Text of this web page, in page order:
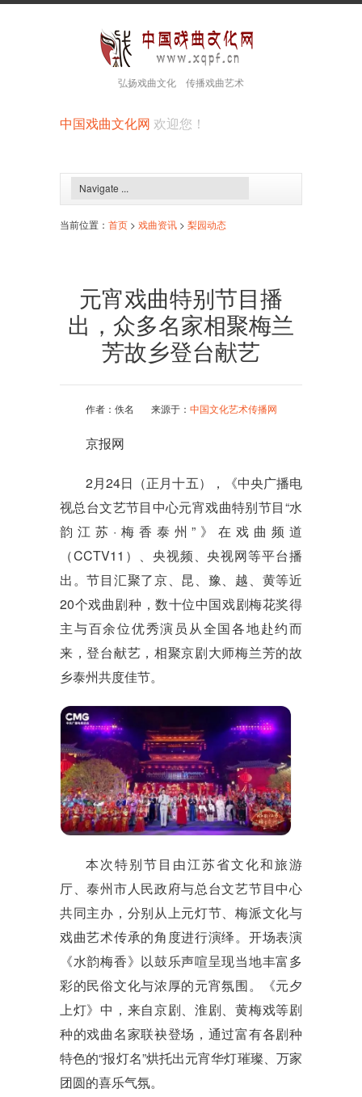
弘扬戏曲文化 传播戏曲艺术
中国戏曲文化网 欢迎您！
当前位置： 首页 > 戏曲资讯 > 梨园动态
元宵戏曲特别节目播
出，众多名家相聚梅兰
芳故乡登台献艺
作者：佚名 来源于： 中国文化艺术传播网
京报网
2月24日（正月十五），《中央广播电
视总台文艺节目中心元宵戏曲特别节目“水
韵江苏 · 梅香泰州” 》在戏曲频道
（CCTV11 ）、央视频、央视网等平台播
出。节目汇聚了京、昆、豫、越、黄等近
20个戏曲剧种，数十位中国戏剧梅花奖得
主与百余位优秀演员从全国各地赴约而
来，登台献艺，相聚京剧大师梅兰芳的故
乡泰州共度佳节。
本次特别节目由江苏省文化和旅游
厅、泰州市人民政府与总台文艺节目中心
共同主办，分别从上元灯节、梅派文化与
戏曲艺术传承的角度进行演绎。开场表演
《水韵梅香》以鼓乐声喧呈现当地丰富多
彩的民俗文化与浓厚的元宵氛围。《元夕
上灯》中，来自京剧、淮剧、黄梅戏等剧
种的戏曲名家联袂登场，通过富有各剧种
特色的“报灯名”烘托出元宵华灯璀璨、万家
团圆的喜乐气氛。